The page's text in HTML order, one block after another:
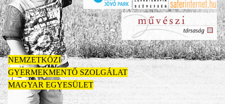
NEMZETKÖZI
GYERMEKMENTŐ SZOLGÁLAT
MAGYAR EGYESÜLET